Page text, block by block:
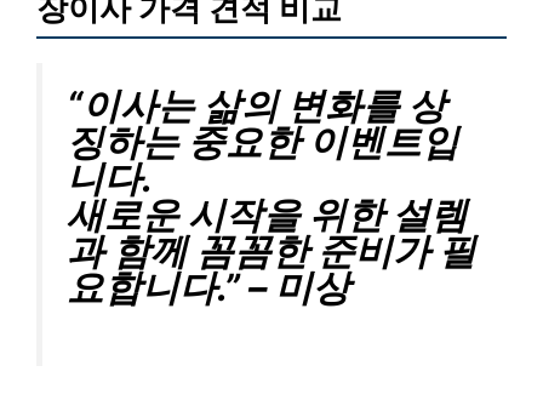
장이사 가격 견적 비교
“이사는 삶의 변화를 상
징하는 중요한 이벤트입
니다.
새로운 시작을 위한 설렘
과 함께 꼼꼼한 준비가 필
요합니다.” – 미상